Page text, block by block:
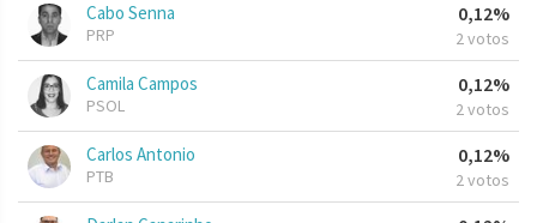
Cabo Senna
PRP
0,12%
2 votos
Camila Campos
PSOL
0,12%
2 votos
Carlos Antonio
PTB
0,12%
2 votos